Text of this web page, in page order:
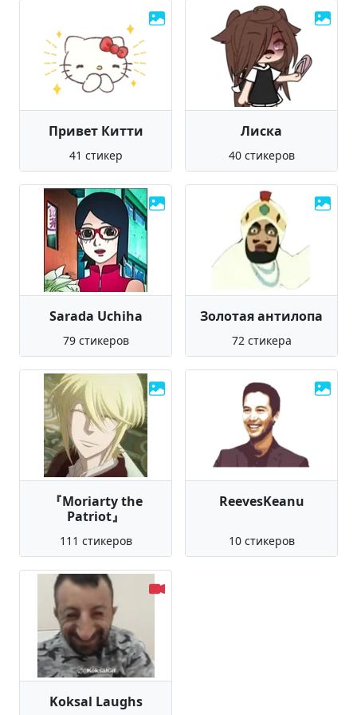
Привет Китти
41 стикер
Лиска
40 стикеров
Sarada Uchiha
79 стикеров
Золотая антилопа
72 стикера
『Moriarty the
Patriot』
111 стикеров
ReevesKeanu
10 стикеров
Koksal Laughs